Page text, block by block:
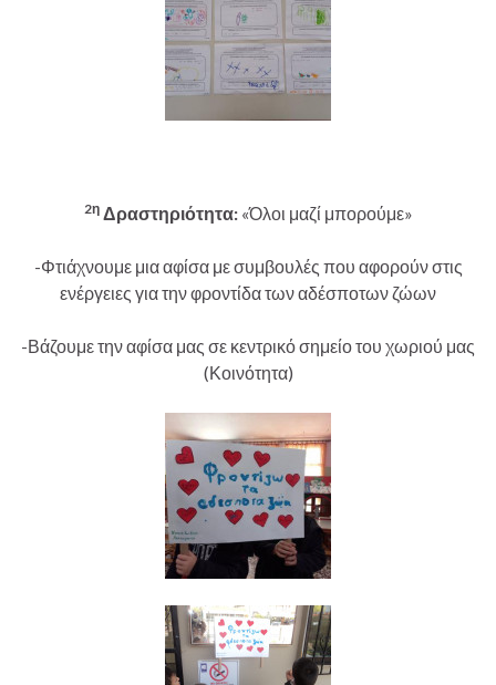
2ηΔραστηριότητα: «Όλοι μαζί μπορούμε»
-Φτιάχνουμε μια αφίσα με συμβουλές που αφορούν στις
ενέργειες για την φροντίδα των αδέσποτων ζώων
-Βάζουμε την αφίσα μας σε κεντρικό σημείο του χωριού μας
(Κοινότητα)